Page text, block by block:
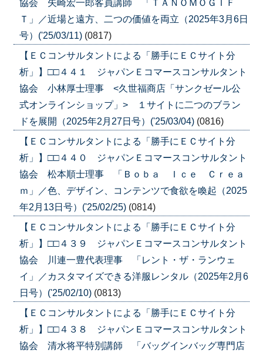
協会 矢崎宏一郎客員講師 「ＴＡＮＯＭＯＧＩＦ
Ｔ」／近場と遠方、二つの価値を両立（2025年3月6日
号）('25/03/11) (0817)
【ＥＣコンサルタントによる「勝手にＥＣサイト分
析」】□□４４１ ジャパンＥコマースコンサルタント
協会 小林厚士理事 <久世福商店「サンクゼール公
式オンラインショップ」> １サイトに二つのブラン
ドを展開（2025年2月27日号）('25/03/04) (0816)
【ＥＣコンサルタントによる「勝手にＥＣサイト分
析」】□□４４０ ジャパンＥコマースコンサルタント
協会 松本順士理事 「Ｂｏｂａ Ｉｃｅ Ｃｒｅａ
ｍ」／色、デザイン、コンテンツで食欲を喚起（2025
年2月13日号）('25/02/25) (0814)
【ＥＣコンサルタントによる「勝手にＥＣサイト分
析」】□□４３９ ジャパンＥコマースコンサルタント
協会 川連一豊代表理事 「レント・ザ・ランウェ
イ」／カスタマイズできる洋服レンタル（2025年2月6
日号）('25/02/10) (0813)
【ＥＣコンサルタントによる「勝手にＥＣサイト分
析」】□□４３８ ジャパンＥコマースコンサルタント
協会 清水将平特別講師 「バッグインバッグ専門店